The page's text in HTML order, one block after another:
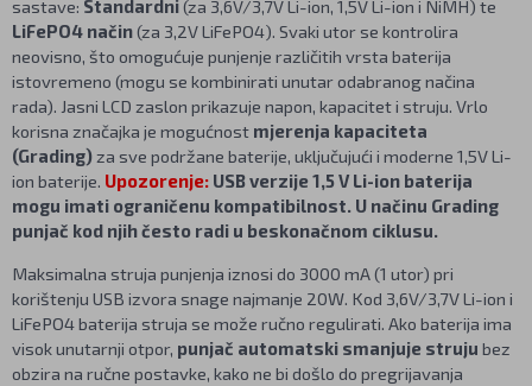
sastave: Standardni(za 3,6V/3,7V Li-ion, 1,5V Li-ion i NiMH) te
LiFePO4 način(za 3,2V LiFePO4). Svaki utor se kontrolira
neovisno, što omogućuje punjenje različitih vrsta baterija
istovremeno (mogu se kombinirati unutar odabranog načina
rada). Jasni LCD zaslon prikazuje napon, kapacitet i struju. Vrlo
korisna značajka je mogućnost mjerenja kapaciteta
(Grading)za sve podržane baterije, uključujući i moderne 1,5V Li-
ion baterije. Upozorenje: USB verzije 1,5 V Li-ion baterija
mogu imati ograničenu kompatibilnost. U načinu Grading
punjač kod njih često radi u beskonačnom ciklusu.
Maksimalna struja punjenja iznosi do 3000 mA (1 utor) pri
korištenju USB izvora snage najmanje 20W. Kod 3,6V/3,7V Li-ion i
LiFePO4 baterija struja se može ručno regulirati. Ako baterija ima
visok unutarnji otpor, punjač automatski smanjuje struju bez
obzira na ručne postavke, kako ne bi došlo do pregrijavanja